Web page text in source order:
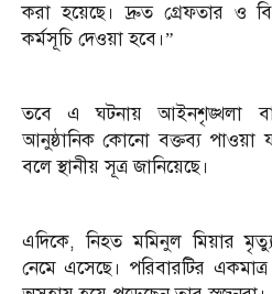
করা হয়েছে। দ্রুত গ্রেফতার ও
কর্মসূচি দেওয়া হবে।”
তবে এ ঘটনায় আইনশৃঙ্খলা
আনুষ্ঠানিক কোনো বক্তব্য পাওয়া
বলে স্থানীয় সূত্র জানিয়েছে।
এদিকে, নিহত মমিনুল মিয়ার
নেমে এসেছে। পরিবারটির একমাত্র